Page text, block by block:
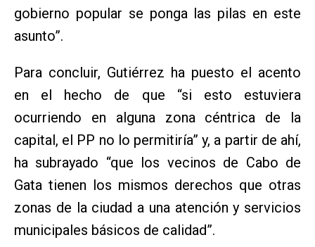
gobierno popular se ponga las pilas en este
asunto”.
Para concluir, Gutiérrez ha puesto el acento
en el hecho de que “si esto estuviera
ocurriendo en alguna zona céntrica de la
capital, el PP no lo permitiría” y, a partir de ahí,
ha subrayado “que los vecinos de Cabo de
Gata tienen los mismos derechos que otras
zonas de la ciudad a una atención y servicios
municipales básicos de calidad”.